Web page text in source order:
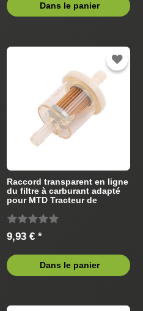
Dans le panier
Raccord transparent en ligne
du filtre à carburant adapté
pour MTD Tracteur de
9,93 € *
Dans le panier